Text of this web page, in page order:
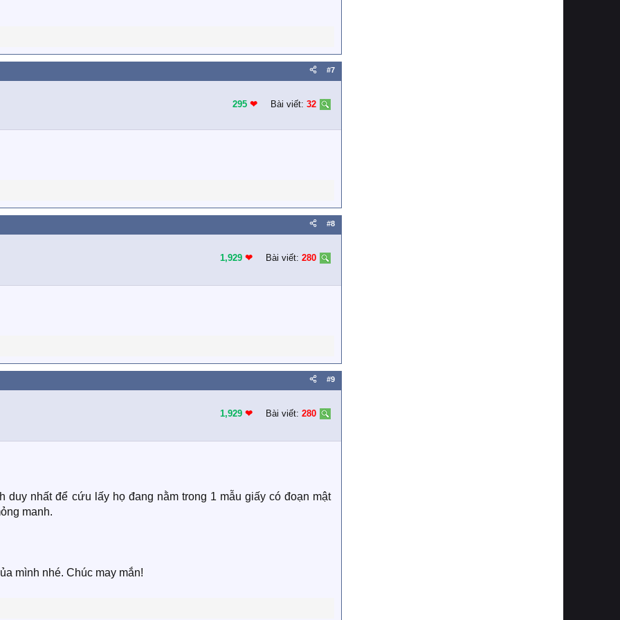
#7
295 ❤︎ Bài viết: 32
#8
1,929 ❤︎ Bài viết: 280
#9
1,929 ❤︎ Bài viết: 280
duy nhất để cứu lấy họ đang nằm trong 1 mẫu giấy có đoạn mật
manh.
mình nhé. Chúc may mắn!